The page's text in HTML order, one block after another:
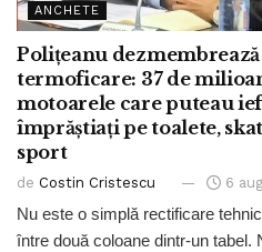
ANCHETE
Polițeanu
termoficare: 37 de
motoarele care puteau
împrăștiați pe toalete,
sport
de Costin Cristescu 6
Nu este o simplă rectificare
între două coloane dintr-un tabel.